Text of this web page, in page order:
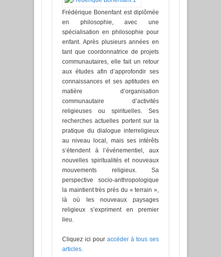
Frédérique Bonenfant est diplômée
en philosophie, avec une
spécialisation en philosophie pour
enfant. Après plusieurs années en
tant que coordonnatrice de projets
communautaires, elle fait un retour
aux études afin d’approfondir ses
connaissances et ses aptitudes en
matière d’organisation
communautaire d’activités
religieuses ou spirituelles. Ses
recherches actuelles portent sur la
pratique du dialogue interreligieux
au niveau local, mais ses intérêts
s’étendent à l’événementiel, aux
nouvelles spiritualités et nouveaux
mouvements religieux. Sa
perspective socio-anthropologique
la maintient très près du « terrain »,
là où les nouveaux paysages
religieux s’expriment en premier
lieu.
Cliquez ici pour accéder à tous ses
articles.